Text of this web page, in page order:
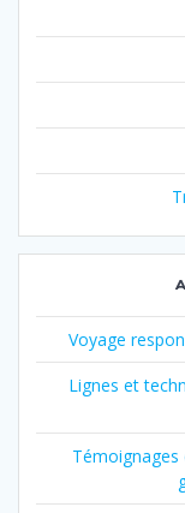
Voyage
Lignes et
Témoignages